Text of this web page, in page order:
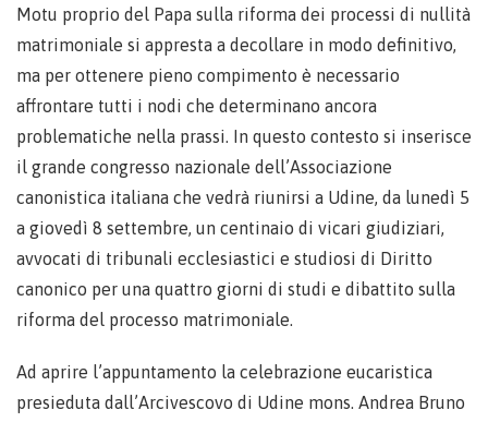
Motu proprio del Papa sulla riforma dei processi di nullità
matrimoniale si appresta a decollare in modo definitivo,
ma per ottenere pieno compimento è necessario
affrontare tutti i nodi che determinano ancora
problematiche nella prassi. In questo contesto si inserisce
il grande congresso nazionale dell’Associazione
canonistica italiana che vedrà riunirsi a Udine, da lunedì 5
a giovedì 8 settembre, un centinaio di vicari giudiziari,
avvocati di tribunali ecclesiastici e studiosi di Diritto
canonico per una quattro giorni di studi e dibattito sulla
riforma del processo matrimoniale.
Ad aprire l’appuntamento la celebrazione eucaristica
presieduta dall’Arcivescovo di Udine mons. Andrea Bruno